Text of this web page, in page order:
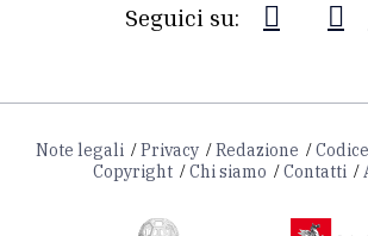
Seguici su:
Note legali Privacy Redazione
Copyright
Chi siamo Contatti